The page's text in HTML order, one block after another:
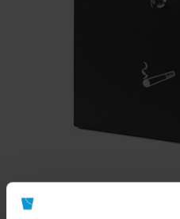
Wandasbak RVS Zwart met dak